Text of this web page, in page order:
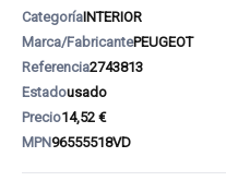
CategoríaINTERIOR
Marca/FabricantePEUGEOT
Referencia2743813
Estadousado
Precio14,52 €
MPN96555518VD